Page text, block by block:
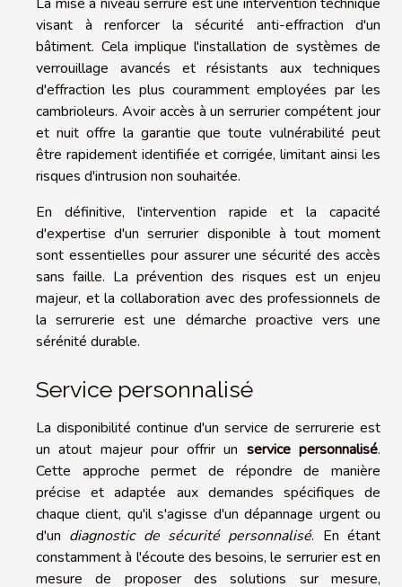
La mise à niveau serrure est une intervention technique
visant à renforcer la sécurité anti-effraction d'un
bâtiment. Cela implique l'installation de systèmes de
verrouillage avancés et résistants aux techniques
d'effraction les plus couramment employées par les
cambrioleurs. Avoir accès à un serrurier compétent jour
et nuit offre la garantie que toute vulnérabilité peut
être rapidement identifiée et corrigée, limitant ainsi les
risques d'intrusion non souhaitée.
En définitive, l'intervention rapide et la capacité
d'expertise d'un serrurier disponible à tout moment
sont essentielles pour assurer une sécurité des accès
sans faille. La prévention des risques est un enjeu
majeur, et la collaboration avec des professionnels de
la serrurerie est une démarche proactive vers une
sérénité durable.
Service personnalisé
La disponibilité continue d'un service de serrurerie est
un atout majeur pour offrir un service personnalisé.
Cette approche permet de répondre de manière
précise et adaptée aux demandes spécifiques de
chaque client, qu'il s'agisse d'un dépannage urgent ou
d'un diagnostic de sécurité personnalisé. En étant
constamment à l'écoute des besoins, le serrurier est en
mesure de proposer des solutions sur mesure,